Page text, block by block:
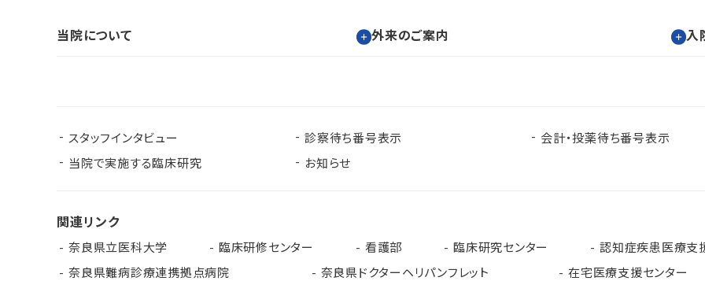
当院について 外来のご案内 入
スタッフインタビュー
当院で実施する臨床研究
診察待ち番号表示
お知らせ
会計・投薬待ち番号表示
関連リンク
奈良県立医科大学 臨床研修センター 看護部 臨床研究センター 認知症疾患医療支
奈良県難病診療連携拠点病院
奈良県ドクターヘリパンフレット 在宅医療支援センター